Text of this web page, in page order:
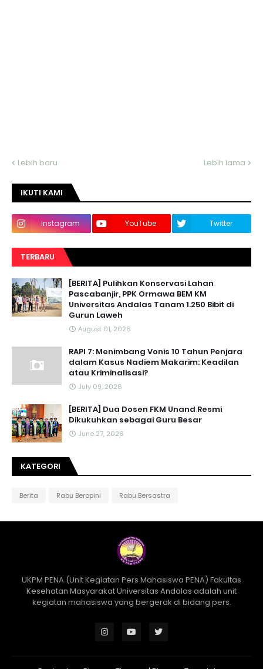
Lebih baru Lebih lama
IKUTI KAMI
Instagram YouTube Twitter
TERBARU
[BERITA] Pulihkan Konservasi Lahan
Pascabanjir, PPK Ormawa BEM KM
Universitas Andalas Tanam 1.250 Bibit di
Gurun Laweh
August 01, 2026
RAPI 7: Menimbang Vonis 10 Tahun Penjara
dalam Kasus Nadiem Makarim: Keadilan
atau Kriminalisasi?
July 09, 2026
[BERITA] Dua Dosen FKM Unand Resmi
Dikukuhkan sebagai Guru Besar
June 27, 2026
KATEGORI
Berita Rabu Beropini Rabu Bersastra
UKPM PENA (Unit Kegiatan Pers Mahasiswa PENA) Fakultas
Kesehatan Masyarakat Universitas Andalas adalah unit
kegiatan mahasiswa yang bergerak di bidang pers.